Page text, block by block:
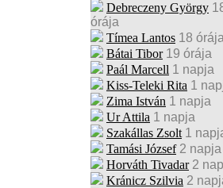
Debreczeny György
órája
Tímea Lantos 18 órája
Bátai Tibor 19 órája
Paál Marcell 1 napja
Kiss-Teleki Rita 1
Zima István 1 napja
Ur Attila 1 napja
Szakállas Zsolt 1
Tamási József 2 napja
Horváth Tivadar 2
Kránicz Szilvia 2